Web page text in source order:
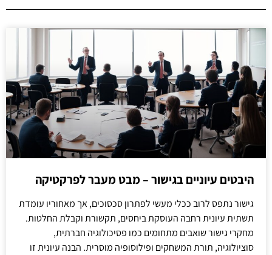
היבטים עיוניים בגישור – מבט מעבר לפרקטיקה
גישור נתפס לרוב ככלי מעשי לפתרון סכסוכים, אך מאחוריו עומדת
תשתית עיונית רחבה העוסקת ביחסים, תקשורת וקבלת החלטות.
מחקרי גישור שואבים מתחומים כמו פסיכולוגיה חברתית,
סוציולוגיה, תורת המשחקים ופילוסופיה מוסרית. הבנה עיונית זו